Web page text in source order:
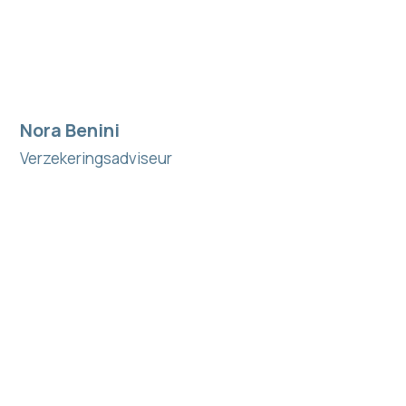
Nora Benini
Verzekeringsadviseur